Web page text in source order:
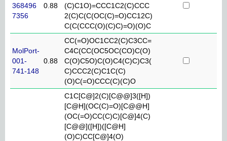
368496
7356
0.88
(C)C1O)=CCC1C2(C)CCC
2(C)C(C(OC(C)=O)CC12C)
C(C(CCC(O)(C)C)=O)(O)C
MolPort-
001-
741-148
0.88
CC(=O)OC1CC2(C)C3CC=
C4C(CC(OC5OC(CO)C(O)
C(O)C5O)C(O)C4(C)C)C3(
C)CCC2(C)C1C(C)
(O)C(=O)CCC(C)(C)O
C1C[C@]2(C)[C@@]3([H])
[C@H](OC(C)=O)[C@@H]
(OC(=O)CC(C)C)[C@]4(C)
[C@@]([H])([C@H]
(O)C)CC[C@]4(O)